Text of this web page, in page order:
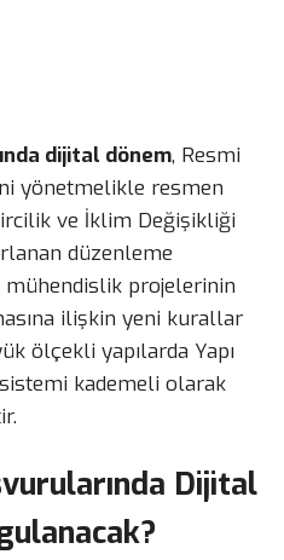
dijital dönem, Resmi
yönetmelikle resmen
ve İklim Değişikliği
düzenleme
mühendislik projelerinin
ilişkin yeni kurallar
ölçekli yapılarda Yapı
kademeli olarak
Dijital